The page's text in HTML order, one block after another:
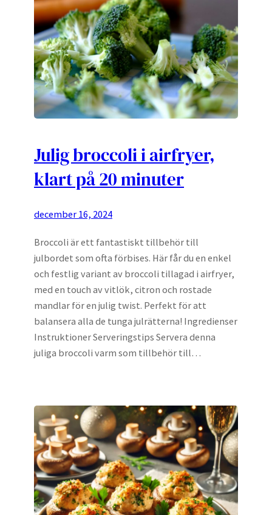
Julig broccoli i airfryer,
klart på 20 minuter
december 16, 2024
Broccoli är ett fantastiskt tillbehör till
julbordet som ofta förbises. Här får du en enkel
och festlig variant av broccoli tillagad i airfryer,
med en touch av vitlök, citron och rostade
mandlar för en julig twist. Perfekt för att
balansera alla de tunga julrätterna! Ingredienser
Instruktioner Serveringstips Servera denna
juliga broccoli varm som tillbehör till…